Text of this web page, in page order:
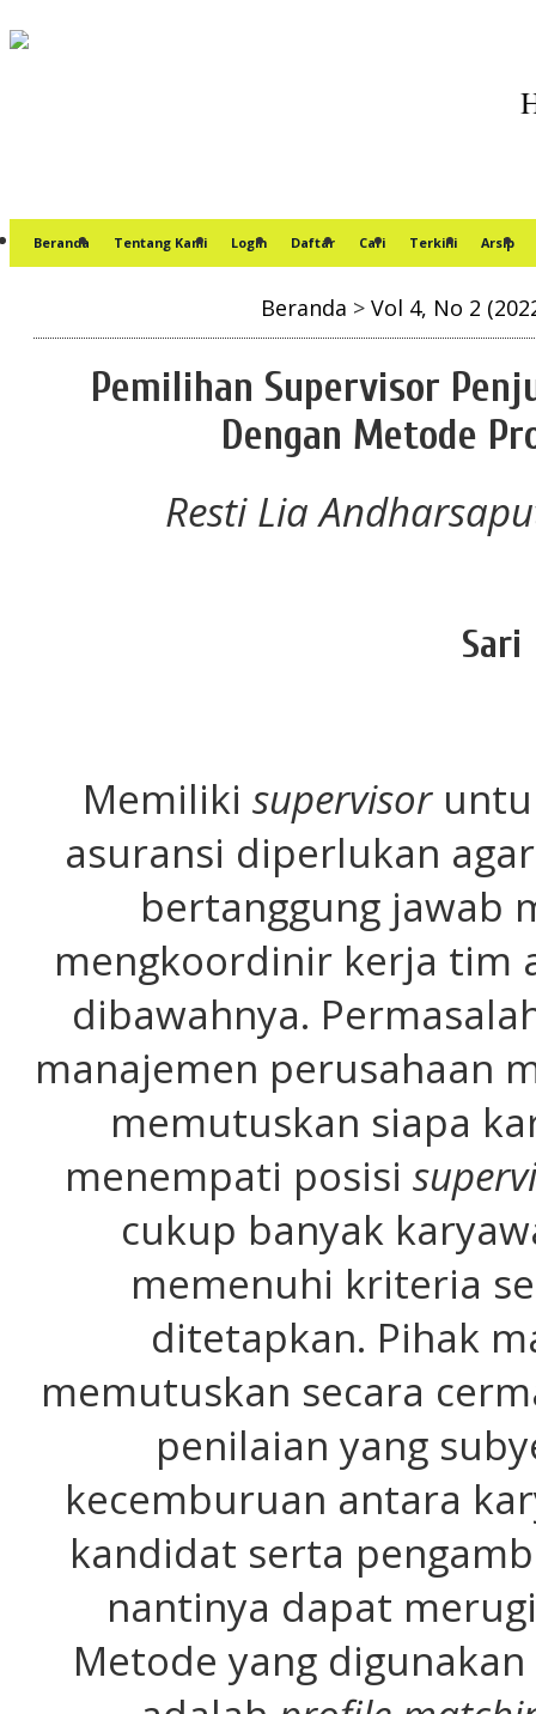
Beranda Tentang Kami Login Daftar Cari Terkini Arsip
Beranda > Vol 4, No 2
Pemilihan Supervisor
Dengan Metode
Resti Lia
Sari
Memiliki supervisor
asuransi diperlukan
bertanggung jawab
mengkoordinir kerja tim
dibawahnya.
manajemen perusahaan
memutuskan siapa
menempati posisi
cukup banyak
memenuhi kriteria
ditetapkan. Pihak
memutuskan secara
penilaian yang
kecemburuan antara
kandidat serta
nantinya dapat
Metode yang